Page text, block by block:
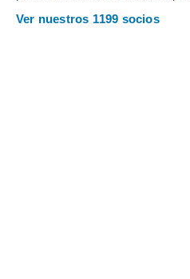
Ver nuestros 1199 socios